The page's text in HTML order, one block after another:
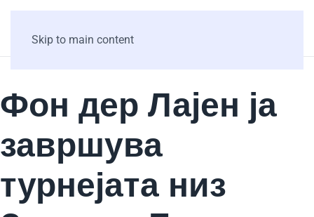
Skip to main content
Фон дер Лајен ја
завршува
турнејата низ